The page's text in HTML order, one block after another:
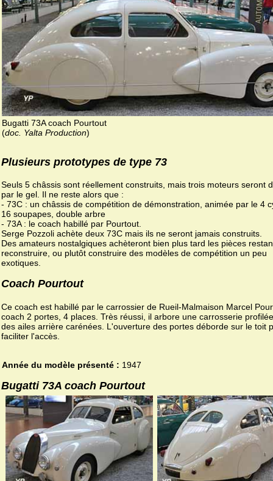
Bugatti 73A coach Pourtout
(doc. Yalta Production)
Plusieurs prototypes de type 73
Seuls 5 châssis sont réellement construits, mais trois moteurs seront
par le gel. Il ne reste alors que :
- 73C : un châssis de compétition de démonstration, animée par le 4
16 soupapes, double arbre
- 73A : le coach habillé par Pourtout.
Serge Pozzoli achète deux 73C mais ils ne seront jamais construits.
Des amateurs nostalgiques achèteront bien plus tard les pièces
reconstruire, ou plutôt construire des modèles de compétition un peu
exotiques.
Coach Pourtout
Ce coach est habillé par le carrossier de Rueil-Malmaison Marcel
coach 2 portes, 4 places. Très réussi, il arbore une carrosserie
des ailes arrière carénées. L'ouverture des portes déborde sur le toit
faciliter l'accès.
Année du modèle présenté : 1947
Bugatti 73A coach Pourtout